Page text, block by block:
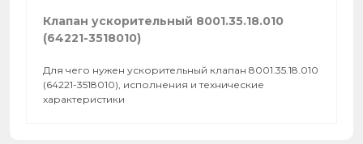
Клапан ускорительный 8001.35.18.010
(64221-3518010)
Для чего нужен ускорительный клапан 8001.35.18.010
(64221-3518010), исполнения и технические
характеристики